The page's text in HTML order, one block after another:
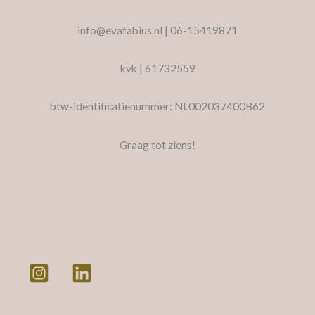
info@evafabius.nl | 06-15419871
kvk | 61732559
btw-identificatienummer: NL002037400B62
Graag tot ziens!